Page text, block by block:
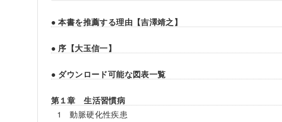
● 本書を推薦する理由【吉澤靖之】
● 序【大玉信一】
● ダウンロード可能な図表一覧
第１章 生活習慣病
1 動脈硬化性疾患